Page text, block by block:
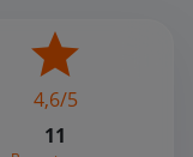
4,6/5
11